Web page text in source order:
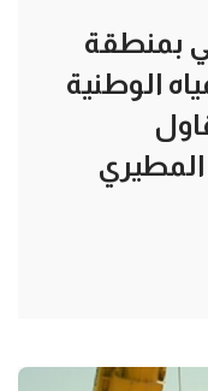
بمنطقة
الوطنية